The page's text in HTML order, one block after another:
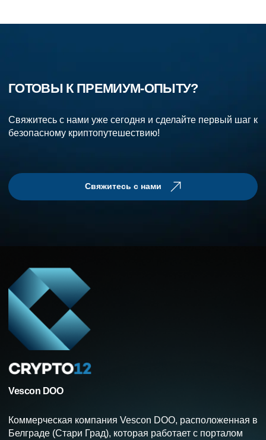
ГОТОВЫ К ПРЕМИУМ-ОПЫТУ?
Свяжитесь с нами уже сегодня и сделайте первый шаг к
безопасному криптопутешествию!
Свяжитесь с нами
Vescon DOO
Коммерческая компания Vescon DOO, расположенная в
Белграде (Стари Град), которая работает с порталом